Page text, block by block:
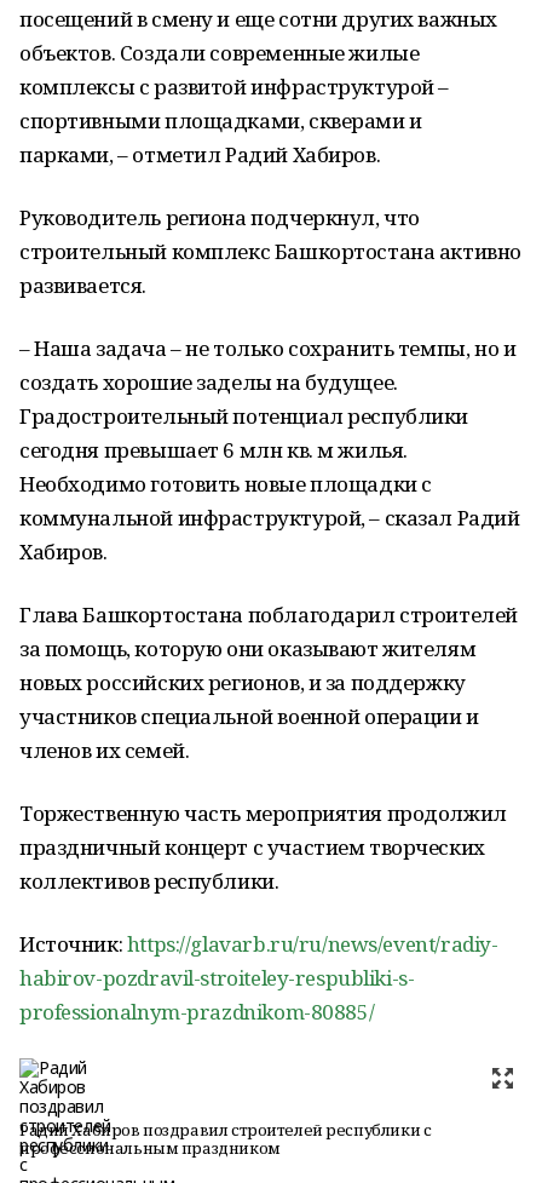
посещений в смену и еще сотни других важных
объектов. Создали современные жилые
комплексы с развитой инфраструктурой –
спортивными площадками, скверами и
парками, – отметил Радий Хабиров.
Руководитель региона подчеркнул, что
строительный комплекс Башкортостана активно
развивается.
– Наша задача – не только сохранить темпы, но и
создать хорошие заделы на будущее.
Градостроительный потенциал республики
сегодня превышает 6 млн кв. м жилья.
Необходимо готовить новые площадки с
коммунальной инфраструктурой, – сказал Радий
Хабиров.
Глава Башкортостана поблагодарил строителей
за помощь, которую они оказывают жителям
новых российских регионов, и за поддержку
участников специальной военной операции и
членов их семей.
Торжественную часть мероприятия продолжил
праздничный концерт с участием творческих
коллективов республики.
Источник:https://glavarb.ru/ru/news/event/radiy-
habirov-pozdravil-stroiteley-respubliki-s-
professionalnym-prazdnikom-80885/
Радий Хабиров поздравил строителей республики с
профессиональным праздником